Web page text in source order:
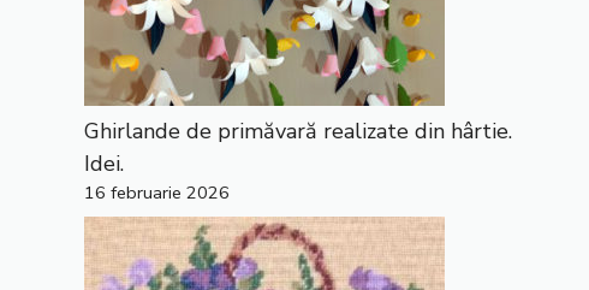
Ghirlande de primăvară realizate din hârtie.
Idei.
16 februarie 2026